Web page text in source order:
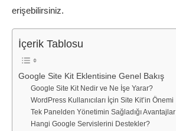
erişebilirsiniz.
İçerik Tablosu
Google Site Kit Eklentisine Genel Bakış
Google Site Kit Nedir ve Ne İşe Yarar?
WordPress Kullanıcıları İçin Site Kit’in Önemi
Tek Panelden Yönetimin Sağladığı Avantajlar
Hangi Google Servislerini Destekler?